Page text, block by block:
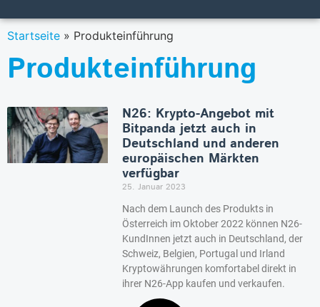
Startseite » Produkteinführung
Produkteinführung
N26: Krypto-Angebot mit
Bitpanda jetzt auch in
Deutschland und anderen
europäischen Märkten
verfügbar
25. Januar 2023
Nach dem Launch des Produkts in
Österreich im Oktober 2022 können N26-
KundInnen jetzt auch in Deutschland, der
Schweiz, Belgien, Portugal und Irland
Kryptowährungen komfortabel direkt in
ihrer N26-App kaufen und verkaufen.